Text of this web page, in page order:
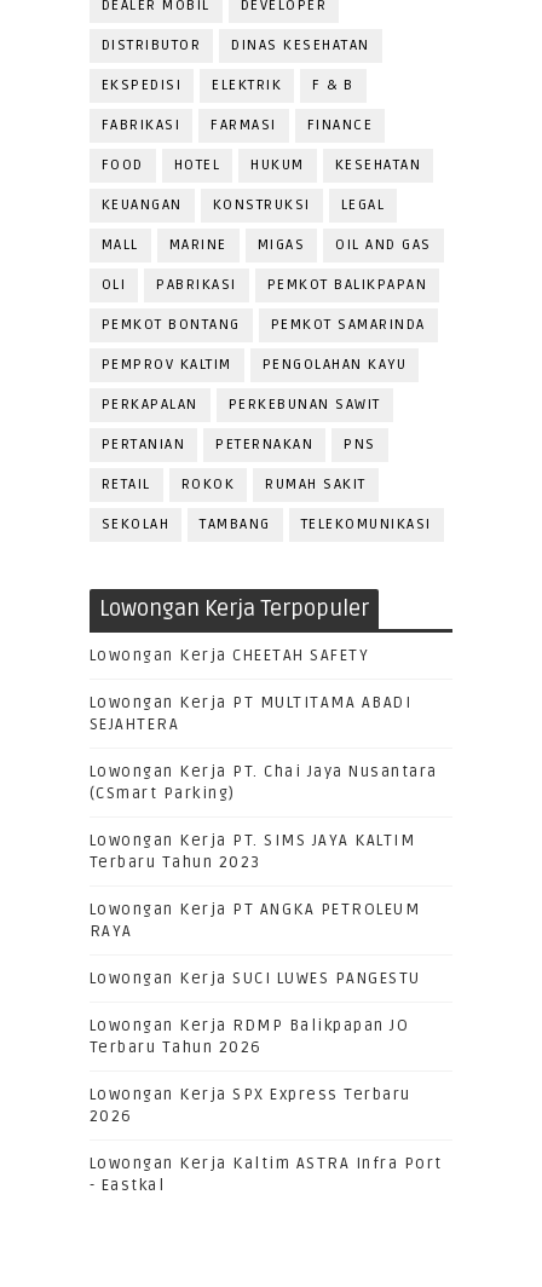
DEALER MOBIL DEVELOPER
DISTRIBUTOR DINAS KESEHATAN
EKSPEDISI ELEKTRIK F & B
FABRIKASI FARMASI FINANCE
FOOD HOTEL HUKUM KESEHATAN
KEUANGAN KONSTRUKSI LEGAL
MALL MARINE MIGAS OIL AND GAS
OLI PABRIKASI PEMKOT BALIKPAPAN
PEMKOT BONTANG PEMKOT SAMARINDA
PEMPROV KALTIM PENGOLAHAN KAYU
PERKAPALAN PERKEBUNAN SAWIT
PERTANIAN PETERNAKAN PNS
RETAIL ROKOK RUMAH SAKIT
SEKOLAH TAMBANG TELEKOMUNIKASI
Lowongan Kerja Terpopuler
Lowongan Kerja CHEETAH SAFETY
Lowongan Kerja PT MULTITAMA ABADI
SEJAHTERA
Lowongan Kerja PT. Chai Jaya Nusantara
(CSmart Parking)
Lowongan Kerja PT. SIMS JAYA KALTIM
Terbaru Tahun 2023
Lowongan Kerja PT ANGKA PETROLEUM
RAYA
Lowongan Kerja SUCI LUWES PANGESTU
Lowongan Kerja RDMP Balikpapan JO
Terbaru Tahun 2026
Lowongan Kerja SPX Express Terbaru
2026
Lowongan Kerja Kaltim ASTRA Infra Port
- Eastkal